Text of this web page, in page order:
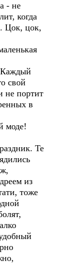
- не
когда
Цок, цок,
свой
не портит
в
моде!
Те
из
тоже